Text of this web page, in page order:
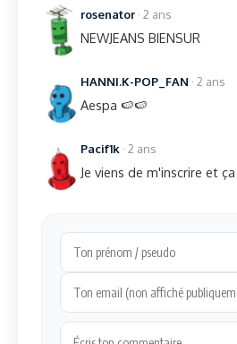
rosenator · 2 ans
NEWJEANS BIENSUR
HANNI.K-POP_FAN · 2 ans
Aespa 🍉🍉
Pacif1k · 2 ans
Je viens de m'inscrire et